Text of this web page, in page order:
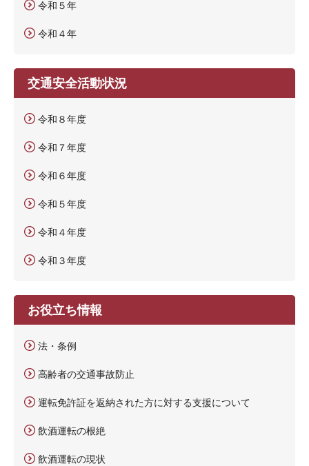
令和５年
令和４年
交通安全活動状況
令和８年度
令和７年度
令和６年度
令和５年度
令和４年度
令和３年度
お役立ち情報
法・条例
高齢者の交通事故防止
運転免許証を返納された方に対する支援について
飲酒運転の根絶
飲酒運転の現状